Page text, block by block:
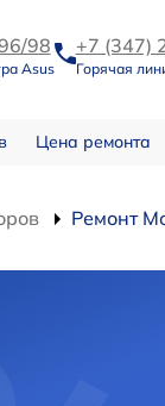
98
Asus
+7 (347)
Горячая
Цена ремонта
Ремонт